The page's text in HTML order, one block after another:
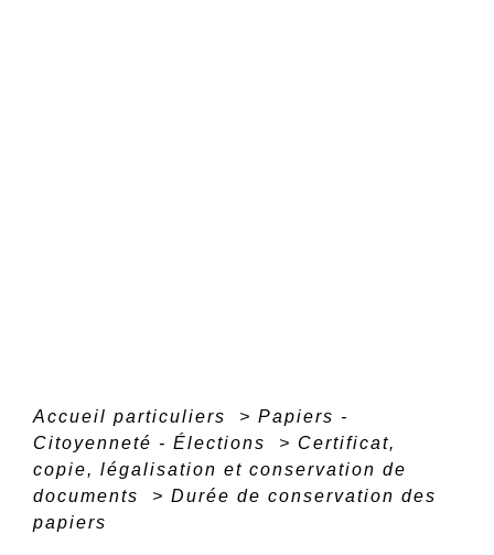
Accueil particuliers > Papiers -
Citoyenneté - Élections
> Certificat,
copie, légalisation et conservation de
documents
> Durée de conservation des
papiers